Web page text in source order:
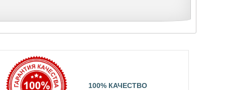
100% КАЧЕСТВО